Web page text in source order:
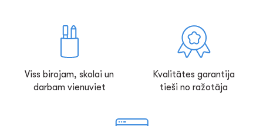
Viss birojam, skolai un
darbam vienuviet
Kvalitātes garantija
tieši no ražotāja